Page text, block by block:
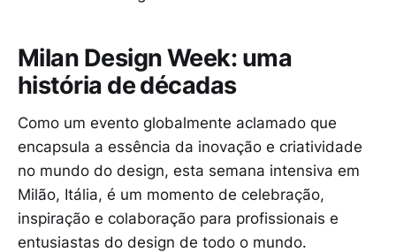
Milan Design Week: uma
história de décadas
Como um evento globalmente aclamado que
encapsula a essência da inovação e criatividade
no mundo do design, esta semana intensiva em
Milão, Itália, é um momento de celebração,
inspiração e colaboração para profissionais e
entusiastas do design de todo o mundo.